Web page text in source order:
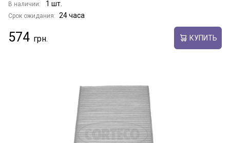
В наличии: 1 шт.
Срок ожидания: 24 часа
574 КУПИТЬ